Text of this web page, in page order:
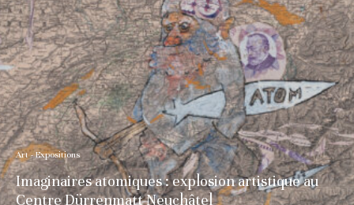
Art - Expositions
Imaginaires atomiques : explosion artistique au
Centre Dürrenmatt Neuchâtel